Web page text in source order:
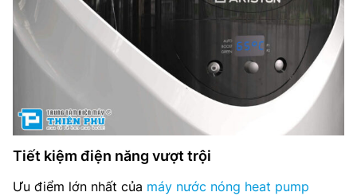
Tiết kiệm điện năng vượt trội
Ưu điểm lớn nhất của máy nước nóng heat pump